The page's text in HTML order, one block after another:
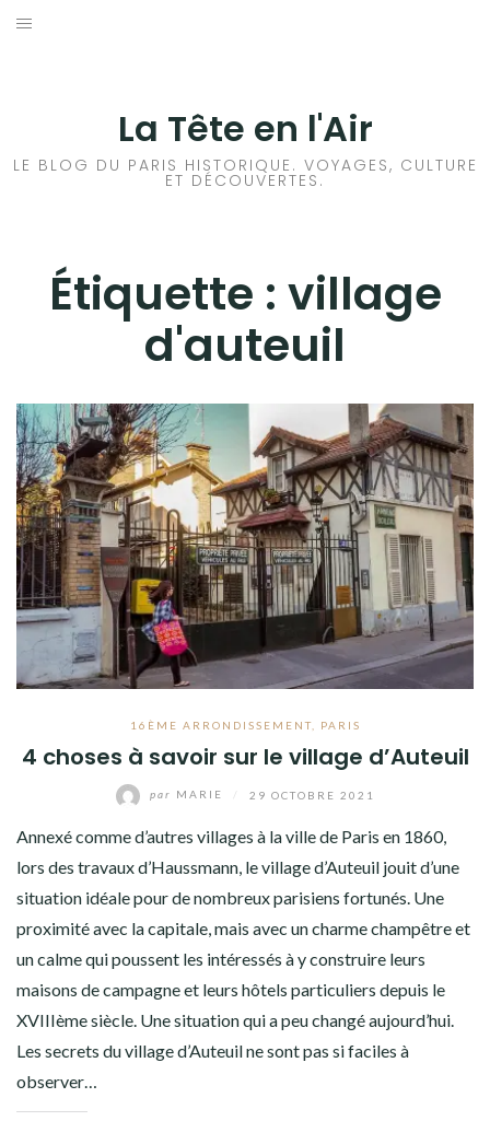
Aller
La Tête en l'Air
LE BLOG DU PARIS HISTORIQUE. VOYAGES, CULTURE
ET DÉCOUVERTES.
Étiquette : village
d'auteuil
16ÈME ARRONDISSEMENT, PARIS
4 choses à savoir sur le village d’Auteuil
par MARIE 29 OCTOBRE 2021
Annexé comme d’autres villages à la ville de Paris en 1860,
lors des travaux d’Haussmann, le village d’Auteuil jouit d’une
situation idéale pour de nombreux parisiens fortunés. Une
proximité avec la capitale, mais avec un charme champêtre et
un calme qui poussent les intéressés à y construire leurs
maisons de campagne et leurs hôtels particuliers depuis le
XVIIIème siècle. Une situation qui a peu changé aujourd’hui.
Les secrets du village d’Auteuil ne sont pas si faciles à
observer…
HISTOIRES EN ILE DE FRANCE
VOYAGES À L’ÉTRANGER